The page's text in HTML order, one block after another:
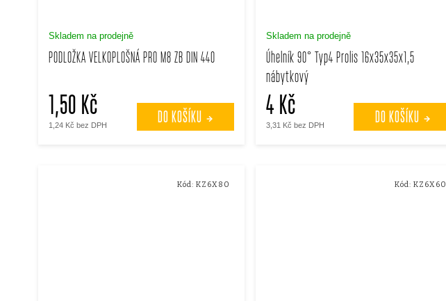
PODLOŽKA VELKOPLOŠNÁ PRO M8 ZB DIN 440
Skladem na prodejně
1,24 Kč bez DPH
1,50 Kč DO KOŠÍKU
Úhelník 90° Typ4 Prolis 16x35x35x1,5
nábytkový
Skladem na prodejně
3,31 Kč bez DPH
4 Kč DO KOŠÍKU
Kód: KZ6X80 Kód: KZ6X60